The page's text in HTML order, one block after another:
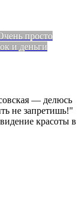
просто
и деньги
— делюсь
не запретишь!"
красоты в